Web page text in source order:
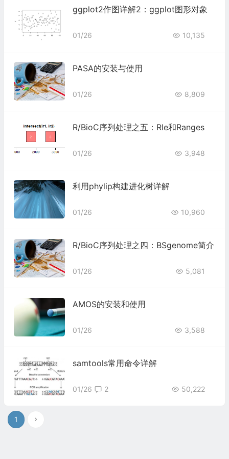
ggplot2作图详解2：ggplot图形对象
01/26 10,135
PASA的安装与使用
01/26 8,809
R/BioC序列处理之五：Rle和Ranges
01/26 3,948
利用phylip构建进化树详解
01/26 10,960
R/BioC序列处理之四：BSgenome简介
01/26 5,081
AMOS的安装和使用
01/26 3,588
samtools常用命令详解
01/26 50,222
2
1